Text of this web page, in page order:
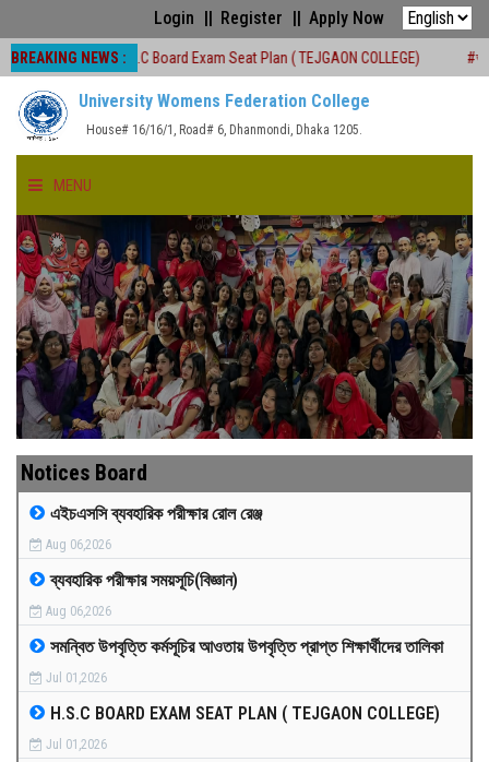
Login Register Apply Now
BREAKING NEWS :
H.S.C Board Exam Seat Plan ( TEJGAON COLLEGE) #অনার্স প্রথম বর্ষ
University Womens Federation College
House# 16/16/1, Road# 6, Dhanmondi, Dhaka 1205.
MENU
HOME
ABOUT US
FACULTIES
ACADEMICS
GALLERY
MEDIA
PAYMENT
CO-CURRICULUM
RESULTS
Notices Board
এইচএসসি ব্যবহারিক পরীক্ষার রোল রেঞ্জ
Aug 06,2026
ব্যবহারিক পরীক্ষার সময়সূচি(বিজ্ঞান)
Aug 06,2026
সমন্বিত উপবৃত্তি কর্মসূচির আওতায় উপবৃত্তি প্রাপ্ত শিক্ষার্থীদের তালিকা
Jul 01,2026
H.S.C BOARD EXAM SEAT PLAN ( TEJGAON COLLEGE)
Jul 01,2026